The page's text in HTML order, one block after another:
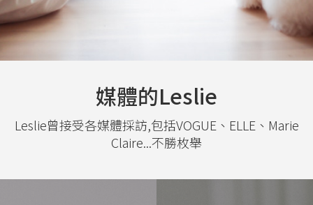
媒體的Leslie
Leslie曾接受各媒體採訪,包括VOGUE、ELLE、Marie
Claire...不勝枚舉